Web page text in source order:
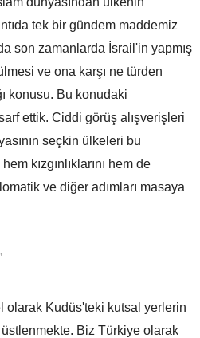
tek bir gündem maddemiz
son zamanlarda İsrail'in yapmış
ve ona karşı ne türden
konusu. Bu konudaki
ettik. Ciddi görüş alışverişleri
seçkin ülkeleri bu
kızgınlıklarını hem de
ve diğer adımları masaya
olarak Kudüs'teki kutsal yerlerin
Biz Türkiye olarak